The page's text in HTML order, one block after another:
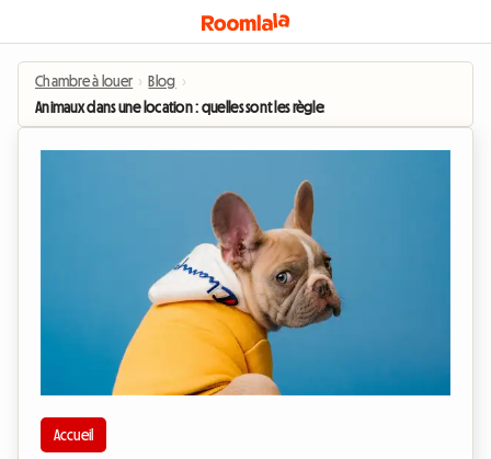
Chambre à louer › Blog ›
Animaux dans une location : quelles sont les règles ?
Accueil